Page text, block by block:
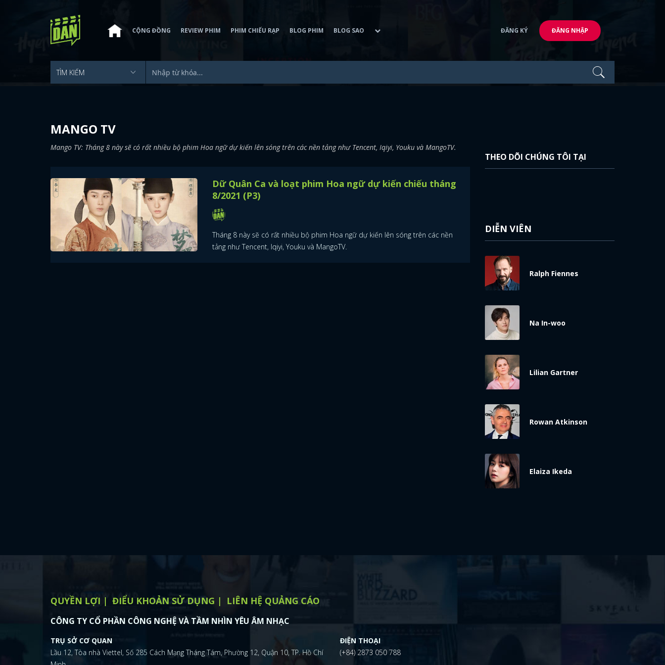
CỘNG ĐỒNG REVIEW PHIM PHIM CHIẾU RẠP BLOG PHIM BLOG SAO ĐĂNG KÝ ĐĂNG NHẬP
MANGO TV
Mango TV: Tháng 8 này sẽ có rất nhiều bộ phim Hoa ngữ dự kiến lên sóng trên các nền tảng như Tencent, Iqiyi, Youku và MangoTV.
Dữ Quân Ca và loạt phim Hoa ngữ dự kiến chiếu tháng
8/2021 (P3)
Tháng 8 này sẽ có rất nhiều bộ phim Hoa ngữ dự kiến lên sóng trên các nền
tảng như Tencent, Iqiyi, Youku và MangoTV.
THEO DÕI CHÚNG TÔI TẠI
DIỄN VIÊN
Ralph Fiennes
Na In-woo
Lilian Gartner
Rowan Atkinson
Elaiza Ikeda
QUYỀN LỢI ĐIỂU KHOẢN SỬ DỤNG LIÊN HỆ QUẢNG CÁO
CÔNG TY CỔ PHẦN CÔNG NGHỆ VÀ TẦM NHÌN YÊU ÂM NHẠC
TRỤ SỞ CƠ QUAN
Lầu 12, Tòa nhà Viettel, Số 285 Cách Mạng Tháng Tám, Phường 12, Quận 10, TP. Hồ Chí
ĐIỆN THOẠI
(+84) 2873 050 788